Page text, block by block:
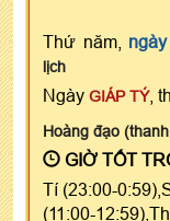
Thứ năm,
lịch
Ngày GIÁP TÝ,
Hoàng đạo
GIỜ TỐT
Tí (23:00-
(11:00-